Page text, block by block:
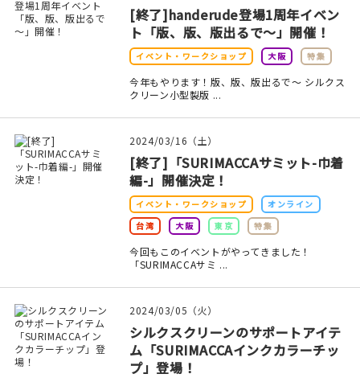
おすすめ特集
イベント・ワークショップ
ギャラリー
おしらせ
カートを見る
お買い物ガイド
よくある質問
[終了]handerude登場1周年イベン
ト「版、版、版出るで～」開催！
イベント・ワークショップ 大阪 特集
今年もやります！版、版、版出るで～ シルクス
クリーン小型製版 ...
2024/03/16（土）
[終了]「SURIMACCAサミット-巾着
編-」開催決定！
イベント・ワークショップ
オンライン
台湾
大阪 東京 特集
今回もこのイベントがやってきました！
「SURIMACCAサミ ...
2024/03/05（火）
シルクスクリーンのサポートアイテ
ム「SURIMACCAインクカラーチッ
プ」登場！